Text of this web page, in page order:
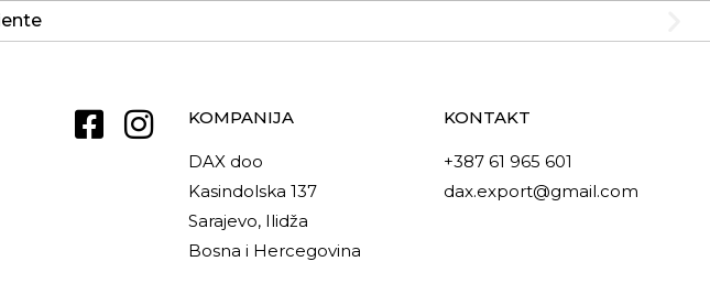
KOMPANIJA
DAX doo
Kasindolska 137
Sarajevo, Ilidža
Bosna i Hercegovina
KONTAKT
+387 61 965 601
dax.export@gmail.com